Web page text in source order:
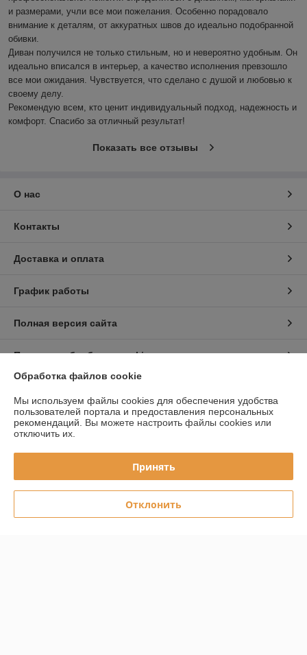
и размерами, учли все мои пожелания. Особенно порадовало
внимание к деталям, от аккуратных швов до идеально подобранной
обивки.
Диван получился не только стильным, но и невероятно удобным. Он
идеально вписался в интерьер, а качество исполнения превзошло
все мои ожидания. Чувствуется, что сделано с душой и любовью к
своему делу.
Рекомендую всем, кто ценит индивидуальный подход, надежность и
комфорт. Спасибо за отличный результат!
Показать все отзывы
О нас
Контакты
Доставка и оплата
График работы
Полная версия сайта
Политика обработки cookies
Информация для покупателя
Частное производственное унитарное
предприятие «Левша мебель»
пер.Московский, 3, аг.Остромичи, Кобринский район, Брестская
Обработка файлов cookie
Мы используем файлы cookies для обеспечения удобства
пользователей портала и предоставления персональных
рекомендаций. Вы можете настроить файлы cookies или
отключить их.
Принять
Отклонить